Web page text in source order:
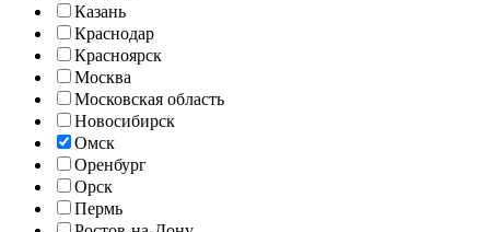
Казань
Краснодар
Красноярск
Москва
Московская область
Новосибирск
Омск
Оренбург
Орск
Пермь